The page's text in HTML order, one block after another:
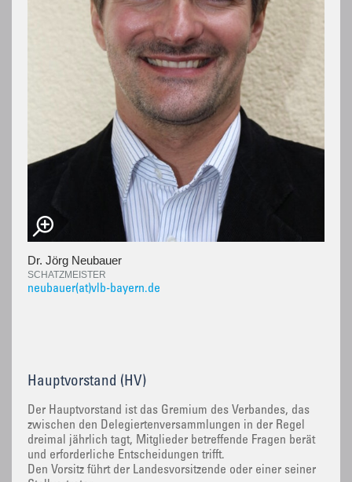
Dr. Jörg Neubauer
SCHATZMEISTER
neubauer(at)vlb-bayern.de
Hauptvorstand (HV)
Der Hauptvorstand ist das Gremium des Verbandes, das
zwischen den Delegiertenversammlungen in der Regel
dreimal jährlich tagt, Mitglieder betreffende Fragen berät
und erforderliche Entscheidungen trifft.
Den Vorsitz führt der Landesvorsitzende oder einer seiner